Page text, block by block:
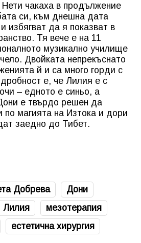
чакаха в продължение
си, към днешна дата
избягват да я показват в
Тя вече е на 11
музикално училище
Двойката непрекъснато
й и са много горди с
е, че Лилия е с
– едното е синьо, а
е твърдо решен да
магията на Изтока и дори
заедно до Тибет.
Добрева
Дони
Лилия
мезотерапия
естетична хирургия